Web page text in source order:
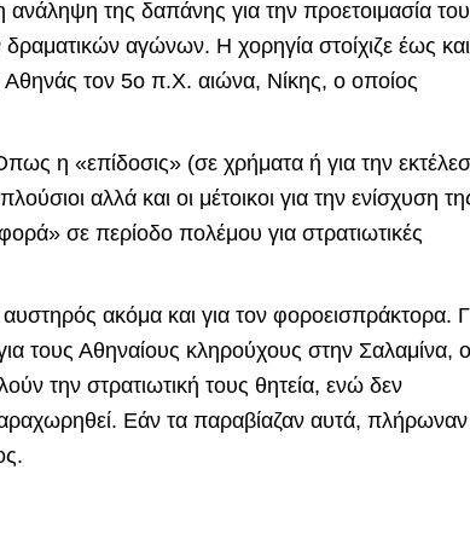
ανάληψη της δαπάνης για την προετοιμασία του
αγώνων. Η χορηγία στοίχιζε έως και
Αθηνάς τον 5ο π.Χ. αιώνα, Νίκης, ο οποίος
η «επίδοσις» (σε χρήματα ή για την
αλλά και οι μέτοικοι για την ενίσχυση
σε περίοδο πολέμου για στρατιωτικές
ακόμα και για τον φοροεισπράκτορα.
τους Αθηναίους κληρούχους στην Σαλαμίνα,
την στρατιωτική τους θητεία, ενώ δεν
Εάν τα παραβίαζαν αυτά, πλήρωναν